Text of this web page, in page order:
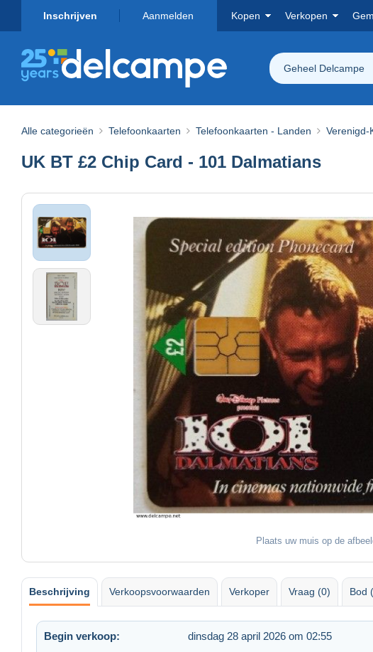
Inschrijven Aanmelden Kopen Verkopen
Geheel Delcampe
Alle categorieën Telefoonkaarten Telefoonkaarten - Landen Verenigd-
UK BT £2 Chip Card - 101 Dalmatians
Plaats uw muis op de
Beschrijving Verkoopsvoorwaarden Verkoper Vraag (0) Bod
Begin verkoop: dinsdag 28 april 2026 om 02:55